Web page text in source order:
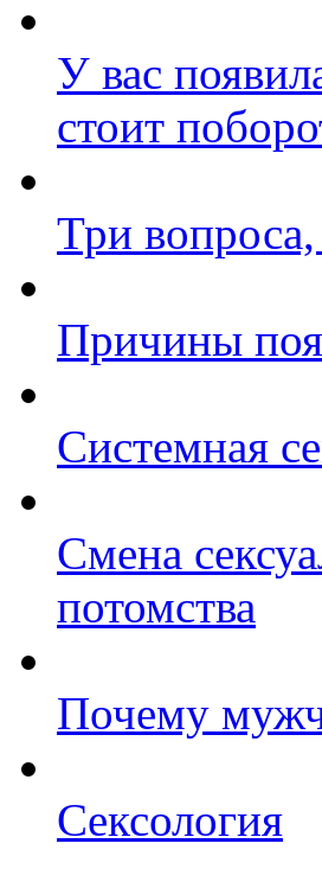
У вас
стоит
Три вопроса,
Причины
Системная
Смена
потомства
Почему
Сексология